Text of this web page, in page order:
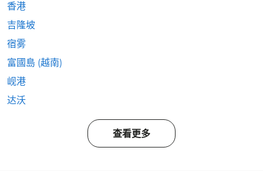
香港
吉隆坡
宿雾
富國島 (越南)
岘港
达沃
查看更多